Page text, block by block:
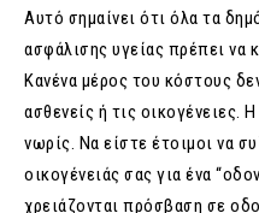
Αυτό σημαίνει ότι όλα τα
ασφάλισης υγείας πρέπει να
Κανένα μέρος του κόστους
ασθενείς ή τις οικογένειες.
νωρίς. Να είστε έτοιμοι να
οικογένειάς σας για ένα
χρειάζονται πρόσβαση σε